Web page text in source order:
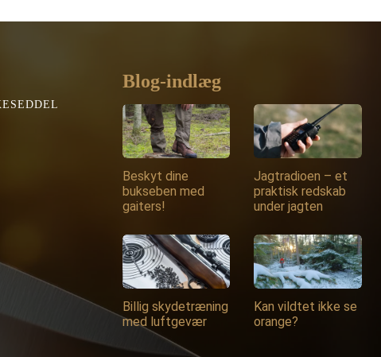
Blog-indlæg
Beskyt dine
bukseben med
gaiters!
Jagtradioen – et
praktisk redskab
under jagten
Billig skydetræning
med luftgevær
Kan vildtet ikke se
orange?